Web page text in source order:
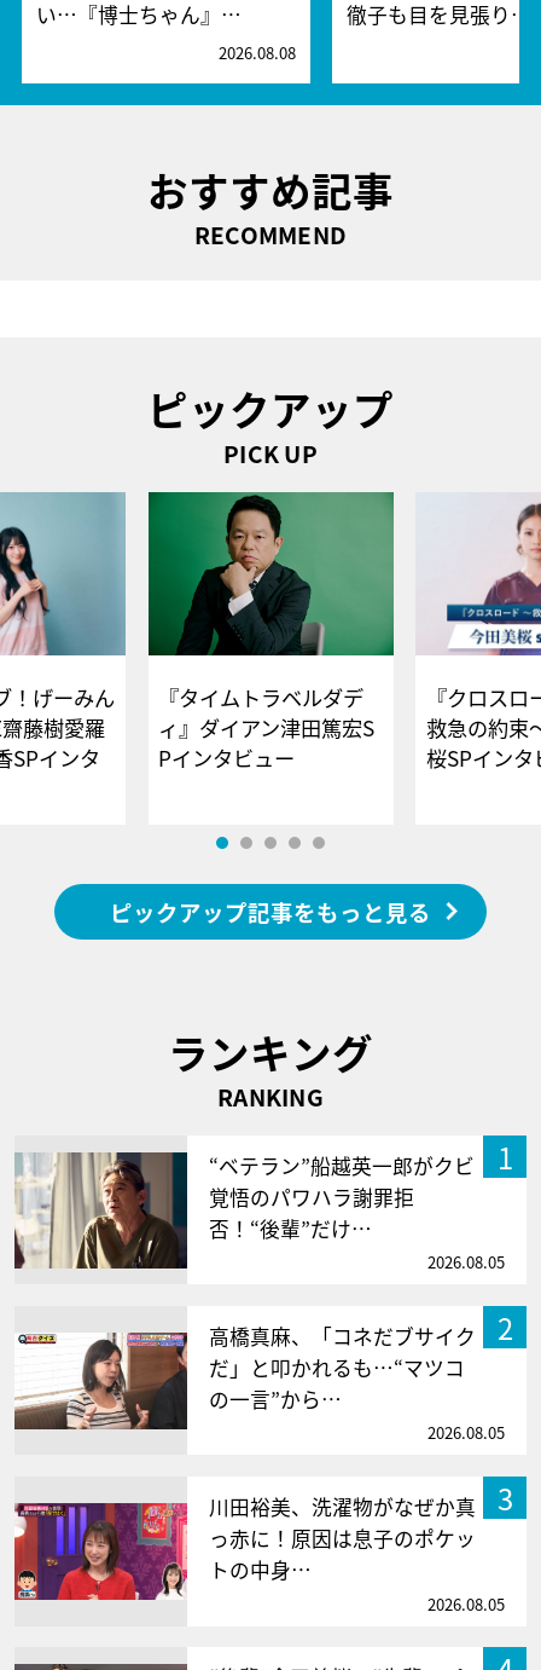
い…『博士ちゃん』…
2026.08.08
徹子も目を見張り…
おすすめ記事
RECOMMEND
ピックアップ
PICK UP
！げーみん
藤樹愛羅
SPインタ
『タイムトラベルダデ
ィ』ダイアン津田篤宏S
Pインタビュー
『クロス
救急の約束
桜SPイ
ピックアップ記事をもっと見る
ランキング
RANKING
1
“ベテラン”船越英一郎がクビ
覚悟のパワハラ謝罪拒
否！“後輩”だけ…
2026.08.05
2
高橋真麻、「コネだブサイク
だ」と叩かれるも…“マツコ
の一言”から…
2026.08.05
3
川田裕美、洗濯物がなぜか真
っ赤に！原因は息子のポケッ
トの中身…
2026.08.05